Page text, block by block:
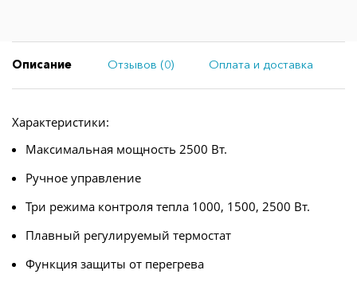
Описание Отзывов (0) Оплата и доставка
Характеристики:
Максимальная мощность 2500 Вт.
Ручное управление
Три режима контроля тепла 1000, 1500, 2500 Вт.
Плавный регулируемый термостат
Функция защиты от перегрева